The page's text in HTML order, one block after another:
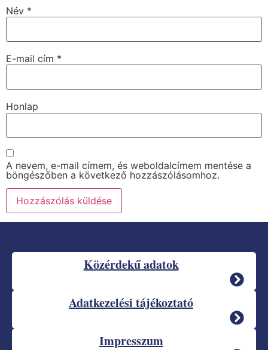
Név *
E-mail cím *
Honlap
A nevem, e-mail címem, és weboldalcímem mentése a
böngészőben a következő hozzászólásomhoz.
Közérdekű adatok
Adatkezelési tájékoztató
Impresszum